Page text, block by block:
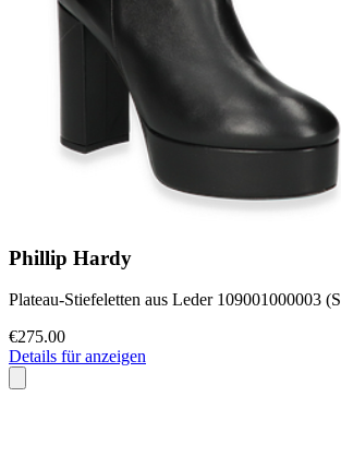
Phillip Hardy
Plateau-Stiefeletten aus Leder 109001000003
€275.00
Details für anzeigen